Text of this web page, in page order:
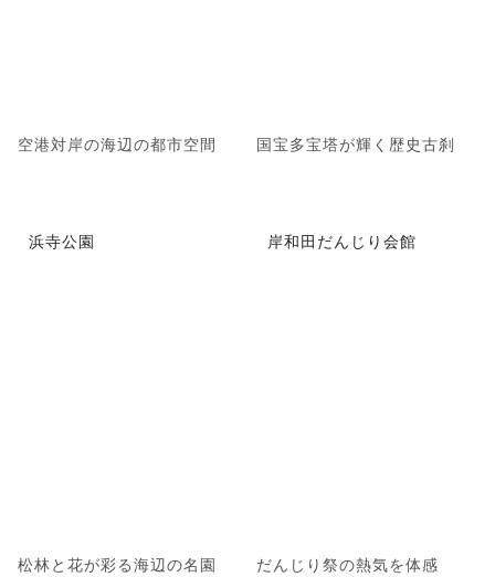
空港対岸の海辺の都市空間 国宝多宝塔が輝く歴史古刹
浜寺公園
松林と花が彩る海辺の名園
岸和田だんじり会館
だんじり祭の熱気を体感